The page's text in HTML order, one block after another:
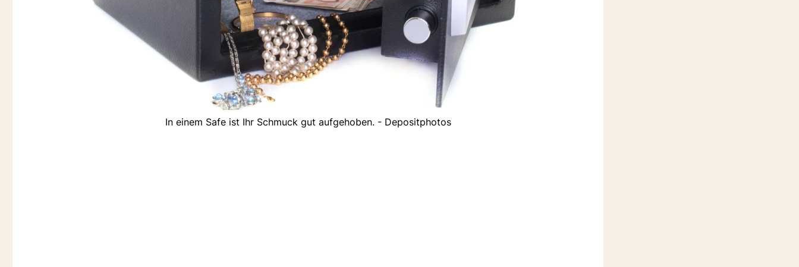
In einem Safe ist Ihr Schmuck gut aufgehoben. - Depositphotos